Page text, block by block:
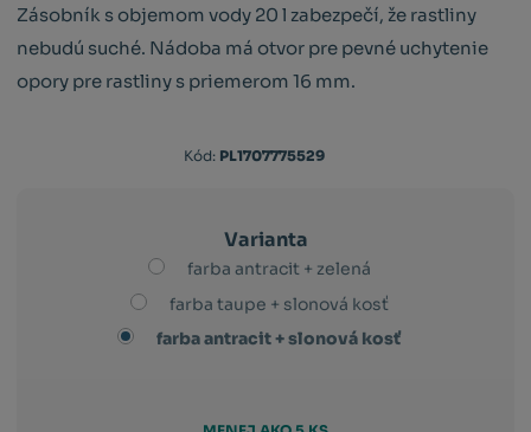
Zásobník s objemom vody 20 l zabezpečí, že rastliny
nebudú suché. Nádoba má otvor pre pevné uchytenie
opory pre rastliny s priemerom 16 mm.
Kód: PL1707775529
Varianta
farba antracit + zelená
farba taupe + slonová kosť
farba antracit + slonová kosť